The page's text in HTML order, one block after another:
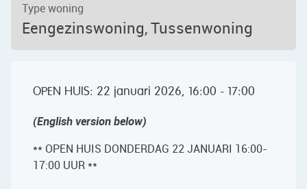
Type woning
Eengezinswoning, Tussenwoning
OPEN HUIS: 22 januari 2026, 16:00 - 17:00
(English version below)
** OPEN HUIS DONDERDAG 22 JANUARI 16:00-
17:00 UUR **